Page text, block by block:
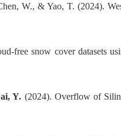
W., & Yao, T. (2024).
free snow cover datasets
Y. (2024). Overflow of